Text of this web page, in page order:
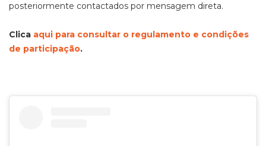
posteriormente contactados por mensagem direta.
Clica aqui para consultar o regulamento e condições
de participação.